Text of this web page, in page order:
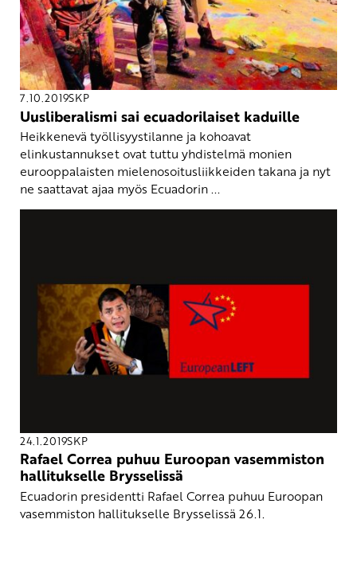
7.10.2019SKP
Uusliberalismi sai ecuadorilaiset kaduille
Heikkenevä työllisyystilanne ja kohoavat
elinkustannukset ovat tuttu yhdistelmä monien
eurooppalaisten mielenosoitusliikkeiden takana ja nyt
ne saattavat ajaa myös Ecuadorin ...
24.1.2019SKP
Rafael Correa puhuu Euroopan vasemmiston
hallitukselle Brysselissä
Ecuadorin presidentti Rafael Correa puhuu Euroopan
vasemmiston hallitukselle Brysselissä 26.1.